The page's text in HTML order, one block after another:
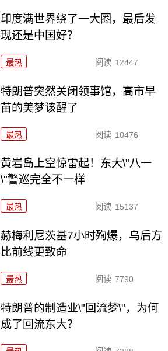
印度满世界绕了一大圈，最后发
现还是中国好？
最热 阅读 12447
特朗普突然关闭领事馆，高市早
苗的美梦该醒了
最热 阅读 10476
黄岩岛上空惊雷起！东大\"八一
\"警巡完全不一样
最热 阅读 15137
赫梅利尼茨基7小时殉爆，乌后方
比前线更致命
最热 阅读 7790
特朗普的制造业\"回流梦\"，为何
成了回流东大？